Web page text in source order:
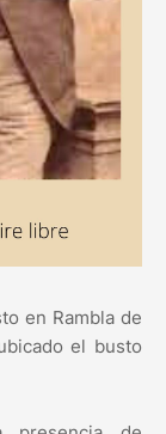
en Rambla de
el busto